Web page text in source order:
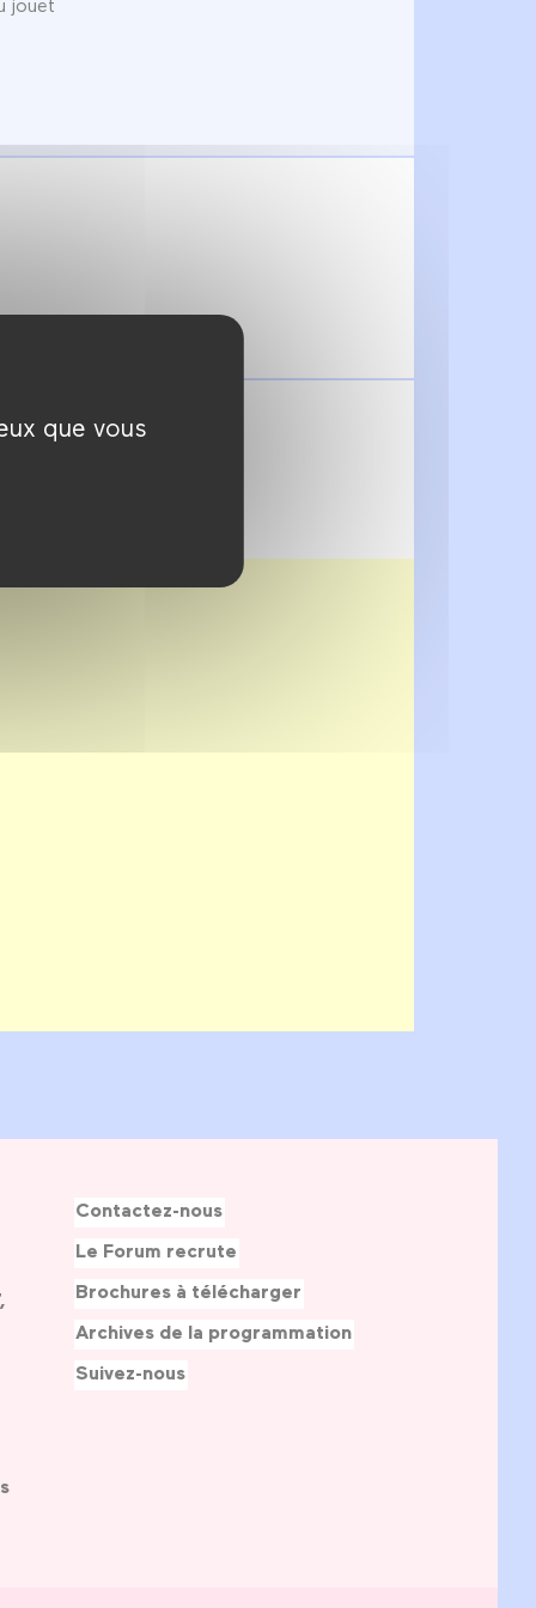
que vous
Contactez-nous
Le Forum recrute
Brochures à télécharger
Archives de la programmation
Suivez-nous